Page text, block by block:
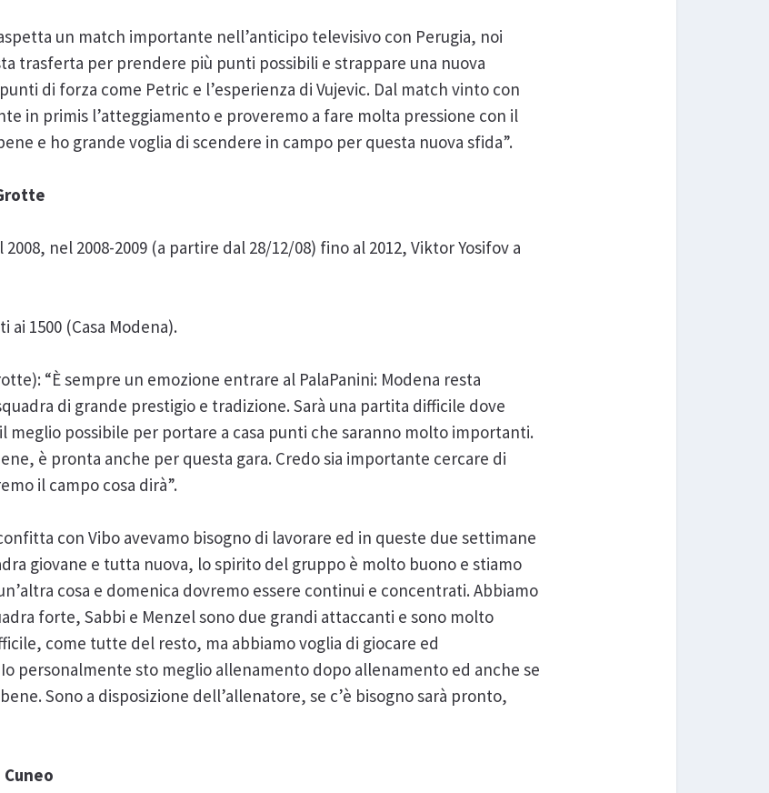
un match importante nell’anticipo televisivo con Perugia, noi
trasferta per prendere più punti possibili e strappare una nuova
di forza come Petric e l’esperienza di Vujevic. Dal match vinto con
in primis l’atteggiamento e proveremo a fare molta pressione con il
e ho grande voglia di scendere in campo per questa nuova sfida”.
2008, nel 2008-2009 (a partire dal 28/12/08) fino al 2012, Viktor Yosifov a
ai 1500 (Casa Modena).
“È sempre un emozione entrare al PalaPanini: Modena resta
di grande prestigio e tradizione. Sarà una partita difficile dove
possibile per portare a casa punti che saranno molto importanti.
è pronta anche per questa gara. Credo sia importante cercare di
il campo cosa dirà”.
con Vibo avevamo bisogno di lavorare ed in queste due settimane
giovane e tutta nuova, lo spirito del gruppo è molto buono e stiamo
cosa e domenica dovremo essere continui e concentrati. Abbiamo
forte, Sabbi e Menzel sono due grandi attaccanti e sono molto
come tutte del resto, ma abbiamo voglia di giocare ed
personalmente sto meglio allenamento dopo allenamento ed anche se
Sono a disposizione dell’allenatore, se c’è bisogno sarà pronto,